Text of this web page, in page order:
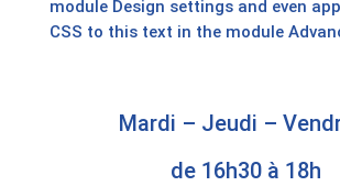
module Design settings and even
CSS to this text in the module
Mardi – Jeudi –
de 16h30 à 18h